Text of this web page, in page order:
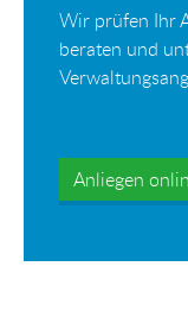
Wir prüfen Ihr
beraten und
Anliegen